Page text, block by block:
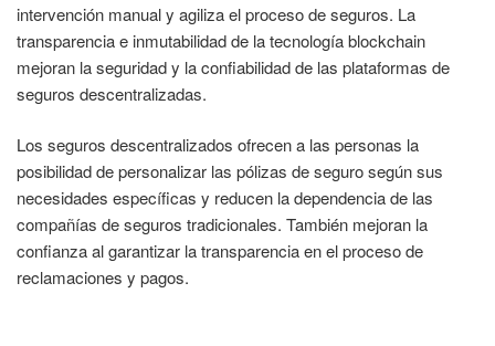
intervención manual y agiliza el proceso de seguros. La
transparencia e inmutabilidad de la tecnología blockchain
mejoran la seguridad y la confiabilidad de las plataformas de
seguros descentralizadas.
Los seguros descentralizados ofrecen a las personas la
posibilidad de personalizar las pólizas de seguro según sus
necesidades específicas y reducen la dependencia de las
compañías de seguros tradicionales. También mejoran la
confianza al garantizar la transparencia en el proceso de
reclamaciones y pagos.